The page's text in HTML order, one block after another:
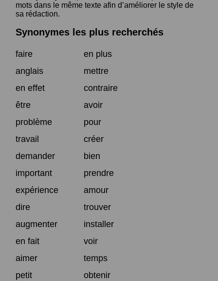
mots dans le même texte afin d’améliorer le style de
sa rédaction.
Synonymes les plus recherchés
faire
en plus
anglais
mettre
en effet
contraire
être
avoir
problème
pour
travail
créer
demander
bien
important
prendre
expérience
amour
dire
trouver
augmenter
installer
en fait
voir
aimer
temps
petit
obtenir